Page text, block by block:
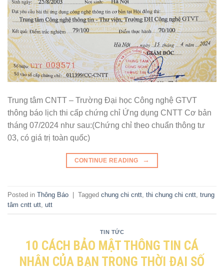
Trung tâm CNTT – Trường Đại học Công nghệ GTVT
thông báo lịch thi cấp chứng chỉ Ứng dụng CNTT Cơ bản
tháng 07/2024 như sau:(Chứng chỉ theo chuẩn thông tư
03, có giá trị toàn quốc)
CONTINUE READING →
Posted in Thông Báo Tagged chung chi cntt thi chung chi cntt trung
tâm cntt utt utt
TIN TỨC
10 CÁCH BẢO MẬT THÔNG TIN CÁ
NHÂN CỦA BẠN TRONG THỜI ĐẠI SỐ